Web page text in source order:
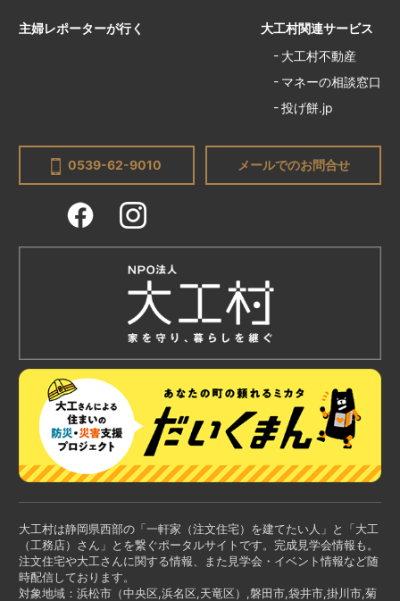
主婦レポーターが行く
大工村関連サービス
大工村不動産
マネーの相談窓口
投げ餅.jp
0539-62-9010 メールでのお問合せ
大工村は静岡県西部の「一軒家（注文住宅）を建てたい人」と「大工
（工務店）さん」とを繋ぐポータルサイトです。完成見学会情報も。
注文住宅や大工さんに関する情報、また見学会・イベント情報など随
時配信しております。
対象地域：浜松市（中央区,浜名区,天竜区）,磐田市,袋井市,掛川市,菊